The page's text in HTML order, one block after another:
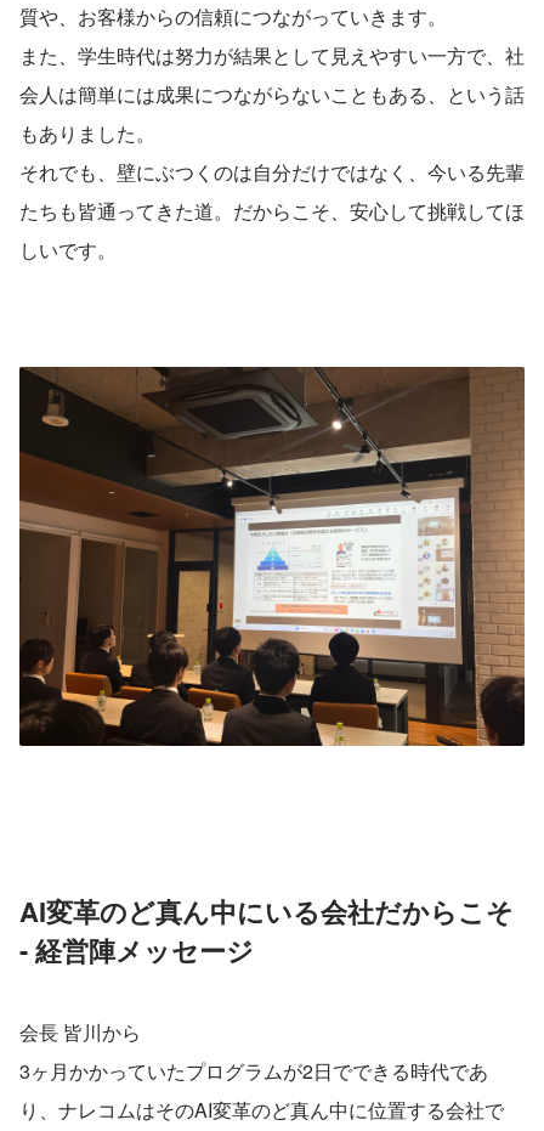
質や、お客様からの信頼につながっていきます。
また、学生時代は努力が結果として見えやすい一方で、社
会人は簡単には成果につながらないこともある、という話
もありました。
それでも、壁にぶつくのは自分だけではなく、今いる先輩
たちも皆通ってきた道。だからこそ、安心して挑戦してほ
しいです。
AI変革のど真ん中にいる会社だからこそ
- 経営陣メッセージ
会長 皆川から
3ヶ月かかっていたプログラムが2日でできる時代であ
り、ナレコムはそのAI変革のど真ん中に位置する会社で